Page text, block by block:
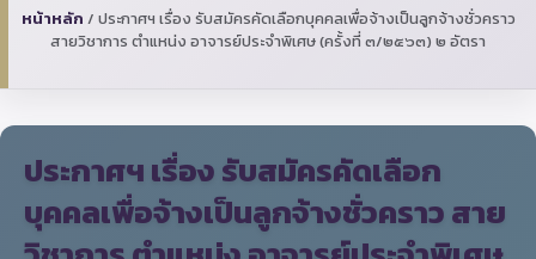
หน้าหลัก / ประกาศฯ เรื่อง รับสมัครคัดเลือกบุคคลเพื่อจ้างเป็นลูกจ้างชั่วคราว
สายวิชาการ ตำแหน่ง อาจารย์ประจำพิเศษ (ครั้งที่ ๓/๒๕๖๓) ๒ อัตรา
ประกาศฯ เรื่อง รับสมัครคัดเลือก
บุคคลเพื่อจ้างเป็นลูกจ้างชั่วคราว สาย